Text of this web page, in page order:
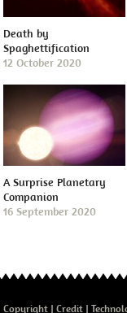
Death by
Spaghettification
12 October 2020
A Surprise Planetary
Companion
16 September 2020
Copyright Credit